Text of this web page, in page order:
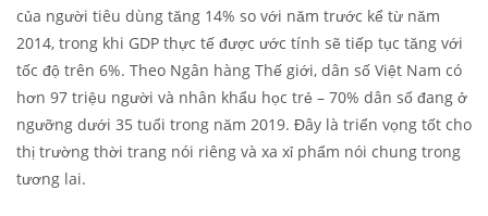
của người tiêu dùng tăng 14% so với năm trước kể từ năm
2014, trong khi GDP thực tế được ước tính sẽ tiếp tục tăng với
tốc độ trên 6%. Theo Ngân hàng Thế giới, dân số Việt Nam có
hơn 97 triệu người và nhân khẩu học trẻ – 70% dân số đang ở
ngưỡng dưới 35 tuổi trong năm 2019. Đây là triển vọng tốt cho
thị trường thời trang nói riêng và xa xỉ phẩm nói chung trong
tương lai.